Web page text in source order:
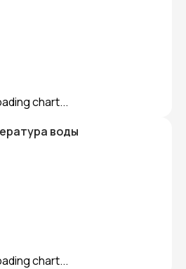
chart...
воды
chart...